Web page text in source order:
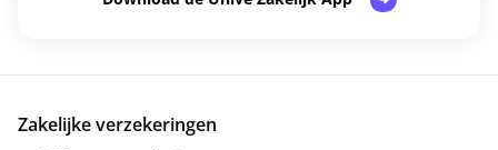
Zakelijke verzekeringen